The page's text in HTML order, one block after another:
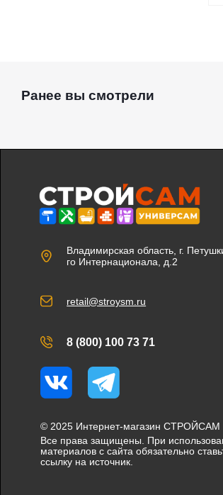
Ранее вы смотрели
Владимирская область, г.
го Интернационала, д.2
retail@stroysm.ru
8 (800) 100 73 71
Вконтакте
Telegram
© 2025 Интернет-магазин СТРОЙСАМ
Все права защищены. При
материалов с сайта обязательно
ссылку на источник.